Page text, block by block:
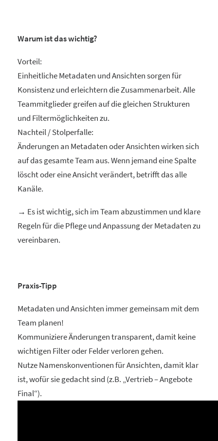
Warum ist das wichtig?
Vorteil:
Einheitliche Metadaten und Ansichten sorgen für
Konsistenz und erleichtern die Zusammenarbeit. Alle
Teammitglieder greifen auf die gleichen Strukturen
und Filtermöglichkeiten zu.
Nachteil / Stolperfalle:
Änderungen an Metadaten oder Ansichten wirken sich
auf das gesamte Team aus. Wenn jemand eine Spalte
löscht oder eine Ansicht verändert, betrifft das alle
Kanäle.
→ Es ist wichtig, sich im Team abzustimmen und klare
Regeln für die Pflege und Anpassung der Metadaten zu
vereinbaren.
Praxis-Tipp
Metadaten und Ansichten immer gemeinsam mit dem
Team planen!
Kommuniziere Änderungen transparent, damit keine
wichtigen Filter oder Felder verloren gehen.
Nutze Namenskonventionen für Ansichten, damit klar
ist, wofür sie gedacht sind (z.B. „Vertrieb – Angebote
Final“).